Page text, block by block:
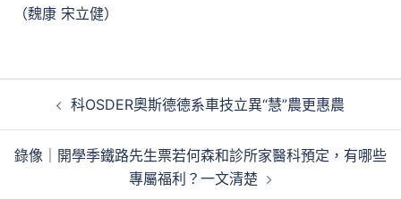
（魏康 宋立健）
覽
科OSDER奧斯德德系車技立異“慧”農更惠農
錄像｜開學季鐵路先生票若何森和診所家醫科預定，有哪些
專屬福利？一文清楚